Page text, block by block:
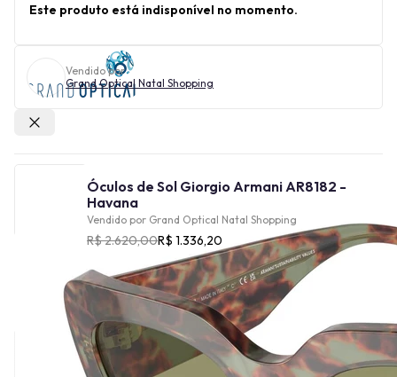
Este produto está indisponível no momento.
Vendido por
Grand Optical Natal Shopping
Óculos de Sol Giorgio Armani AR8182 -
Havana
Vendido por Grand Optical Natal Shopping
R$ 2.620,00R$ 1.336,20